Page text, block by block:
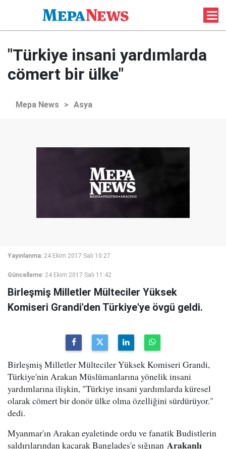
"Türkiye insani yardımlarda
cömert bir ülke"
Mepa News > Asya
Yayınlanma: 24 Ekim 2017 Salı 10:27
Güncelleme: 24 Ekim 2017 Salı 11:42
Birleşmiş Milletler Mülteciler Yüksek
Komiseri Grandi'den Türkiye'ye övgü geldi.
Birleşmiş Milletler Mülteciler Yüksek Komiseri Grandi,
Türkiye'nin Arakan Müslümanlarına yönelik insani
yardımlarına ilişkin, "Türkiye insani yardımlarda küresel
olarak cömert bir donör ülke olma özelliğini sürdürüyor."
dedi.
Myanmar'ın Arakan eyaletinde ordu ve fanatik Budistlerin
saldırılarından kaçarak Bangladeş'e sığınan Arakanlı